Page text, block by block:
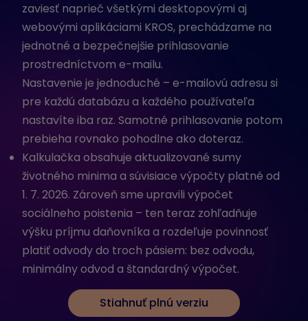
zaviesť naprieč všetkými desktopovými aj
webovými aplikáciami KROS, prechádzame na
jednotné a bezpečnejšie prihlasovanie
prostredníctvom e-mailu.
Nastavenie je jednoduché – e-mailovú adresu si
pre každú databázu a každého používateľa
nastavíte iba raz. Samotné prihlasovanie potom
prebieha rovnako pohodlne ako doteraz.
Kalkulačka obsahuje aktualizované sumy
životného minima a súvisiace výpočty platné od
1. 7. 2026. Zároveň sme upravili výpočet
sociálneho poistenia – ten teraz zohľadňuje
výšku príjmu daňovníka a rozdeľuje povinnosť
platiť odvody do troch pásiem: bez odvodu,
minimálny odvod a štandardný výpočet.
Stiahnuť plnú verziu